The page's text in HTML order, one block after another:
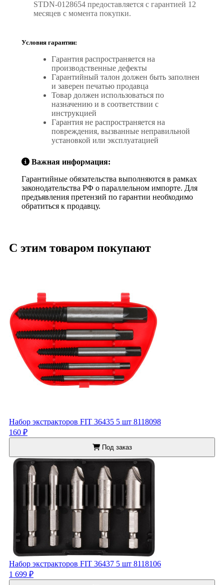
STDN-0128654 предоставляется с гарантией 12
месяцев с момента покупки.
Условия гарантии:
Гарантия распространяется на
производственные дефекты
Гарантийный талон должен быть заполнен
и заверен печатью продавца
Товар должен использоваться по
назначению и в соответствии с
инструкцией
Гарантия не распространяется на
повреждения, вызванные неправильной
установкой или эксплуатацией
Важная информация:
Гарантийные обязательства выполняются в рамках
законодательства РФ о параллельном импорте. Для
предъявления претензий по гарантии необходимо
обратиться к продавцу.
С этим товаром покупают
Набор экстракторов FIT 36435 5 шт 8118098
160 ₽
Под заказ
Набор экстракторов FIT 36437 5 шт 8118106
1 699 ₽